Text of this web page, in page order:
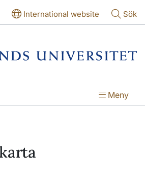
International website Sök
Meny